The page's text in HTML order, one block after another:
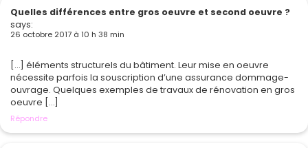
Quelles différences entre gros oeuvre et second oeuvre ?
says:
26 octobre 2017 à 10 h 38 min
[…] éléments structurels du bâtiment. Leur mise en oeuvre
nécessite parfois la souscription d’une assurance dommage-
ouvrage. Quelques exemples de travaux de rénovation en gros
oeuvre […]
Répondre